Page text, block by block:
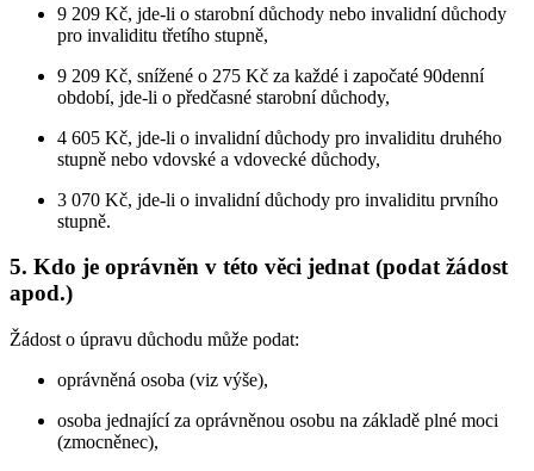
9 209 Kč, jde-li o starobní důchody nebo invalidní důchody
pro invaliditu třetího stupně,
9 209 Kč, snížené o 275 Kč za každé i započaté 90denní
období, jde-li o předčasné starobní důchody,
4 605 Kč, jde-li o invalidní důchody pro invaliditu druhého
stupně nebo vdovské a vdovecké důchody,
3 070 Kč, jde-li o invalidní důchody pro invaliditu prvního
stupně.
5. Kdo je oprávněn v této věci jednat (podat žádost
apod.)
Žádost o úpravu důchodu může podat:
oprávněná osoba (viz výše),
osoba jednající za oprávněnou osobu na základě plné moci
(zmocněnec),